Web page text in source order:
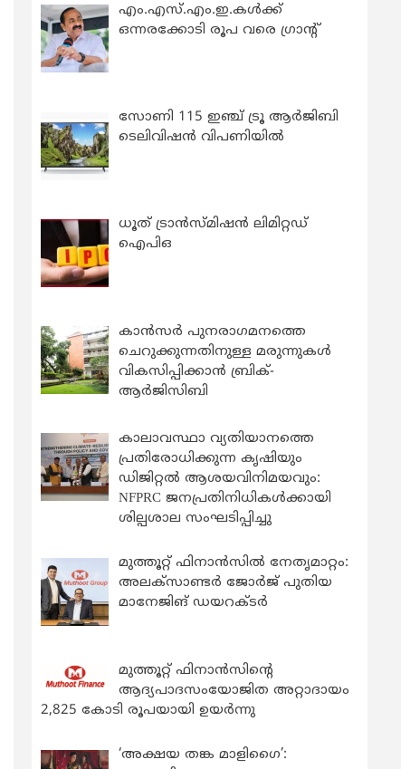
എം.എസ്.എം.ഇ.കൾക്ക്
ഒന്നരക്കോടി രൂപ വരെ ഗ്രാന്റ്
സോണി 115 ഇഞ്ച് ട്രൂ ആർജിബി
ടെലിവിഷൻ വിപണിയിൽ
ധൂത് ട്രാൻസ്മിഷൻ ലിമിറ്റഡ്
ഐപിഒ
കാന്‍സര്‍ പുനരാഗമനത്തെ
ചെറുക്കുന്നതിനുള്ള മരുന്നുകള്‍
വികസിപ്പിക്കാന്‍ ബ്രിക്-
ആര്‍ജിസിബി
കാലാവസ്ഥാ വ്യതിയാനത്തെ
പ്രതിരോധിക്കുന്ന കൃഷിയും
ഡിജിറ്റൽ ആശയവിനിമയവും:
NFPRC ജനപ്രതിനിധികൾക്കായി
ശില്പശാല സംഘടിപ്പിച്ചു
മുത്തൂറ്റ് ഫിനാൻസിൽ നേതൃമാറ്റം:
അലക്സാണ്ടർ ജോർജ് പുതിയ
മാനേജിങ് ഡയറക്ടർ
മുത്തൂറ്റ് ഫിനാൻസിന്റെ
ആദ്യപാദസംയോജിത അറ്റാദായം
2,825 കോടി രൂപയായി ഉയർന്നു
‘അക്ഷയ തങ്ക മാളിഗൈ’: